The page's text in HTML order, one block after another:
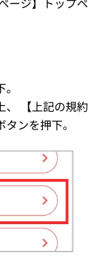
、 【上記の規約
ンを押下。